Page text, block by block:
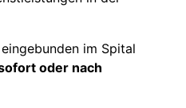
im Spital
oder nach